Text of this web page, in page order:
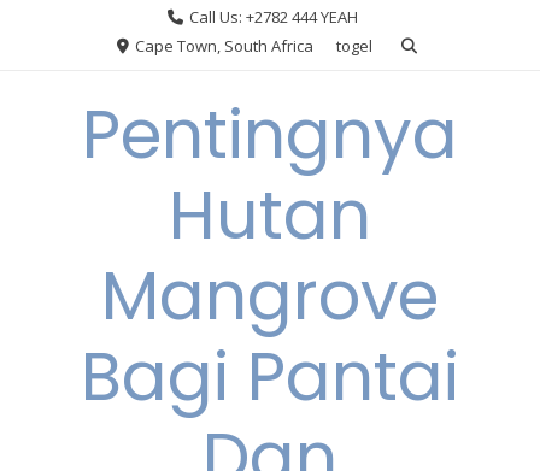
Call Us: +2782 444 YEAH
Cape Town, South Africa
togel
Pentingnya
Hutan
Mangrove
Bagi Pantai